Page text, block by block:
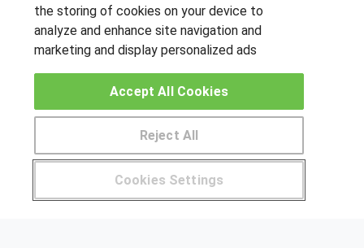
Pide más información al centro
¿Tienes alguna duda? 900 264 357
Muro de los idiomas
Hablemos de empleo
CENTROS DE FORMACIÓN
the storing of cookies on your device to
analyze and enhance site navigation and
marketing and display personalized ads
Cookies Settings
Reject All
Accept All Cookies